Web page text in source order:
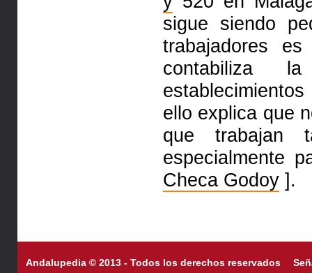
sigue siendo
trabajadores
contabiliza la
ello explica que
que trabajan
especialmente
Checa Godoy ].
Andalupedia © 2013 - Todos los derechos reservados